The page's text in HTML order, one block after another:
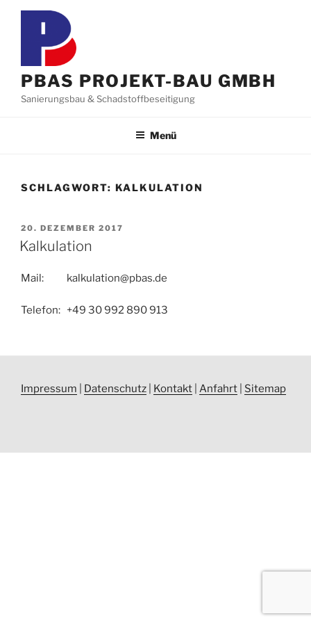
Zum
PBAS PROJEKT-BAU GMBH
Sanierungsbau & Schadstoffbeseitigung
Menü
SCHLAGWORT: KALKULATION
VERÖFFENTLICHT
AM
20. DEZEMBER 2017
Kalkulation
Mail: kalkulation@pbas.de
Telefon: +49 30 992 890 913
Impressum Datenschutz Kontakt Anfahrt Sitemap